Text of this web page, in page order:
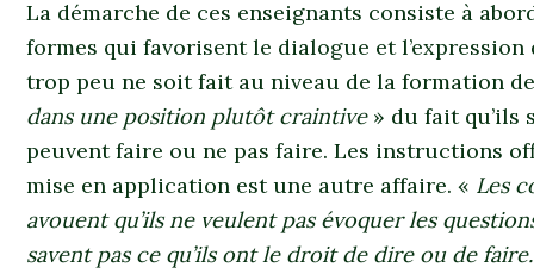
La démarche de ces enseignants consiste à
formes qui favorisent le dialogue et
trop peu ne soit fait au niveau de la formation
dans une position plutôt craintive » du fait qu’ils
peuvent faire ou ne pas faire. Les instructions
mise en application est une autre affaire. « Les
avouent qu’ils ne veulent pas évoquer les
savent pas ce qu’ils ont le droit de dire ou de